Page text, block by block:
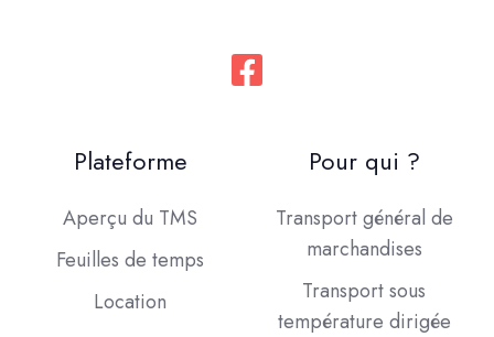
Plateforme
Aperçu du TMS
Feuilles de temps
Location
Pour qui ?
Transport général de
marchandises
Transport sous
température dirigée